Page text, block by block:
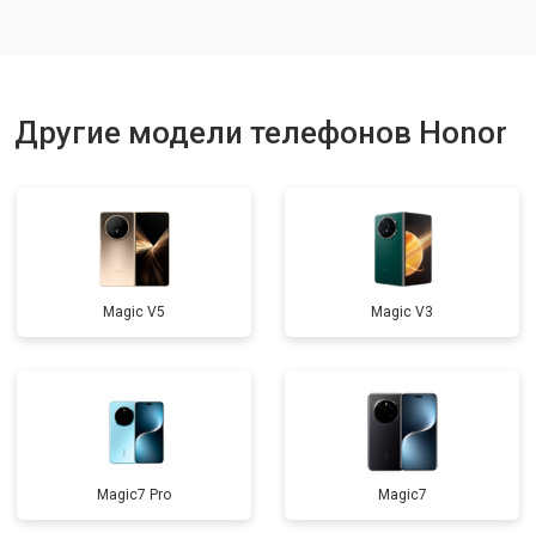
Другие модели телефонов Honor
Magic V5 Magic V3
Magic7 Pro Magic7